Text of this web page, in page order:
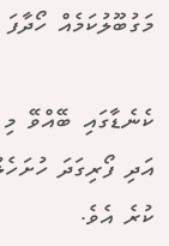
މަގުބޫލުކަމެއް
ކެނެޑާގައި ބޭއްވޭ
އަދި ފޯރިގަދަ
ކުރެ އެވެ.